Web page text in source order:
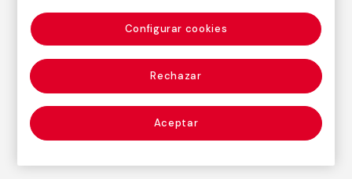
Autor
Humberto Rivas
Nacimiento: Buenos Aires, 1937
Fallecimiento: Barcelona, 2009
Rechazar
Aceptar
Configurar cookies